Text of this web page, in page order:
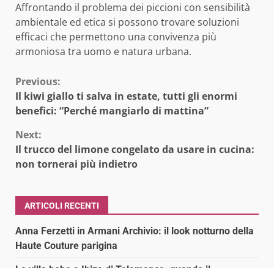
Affrontando il problema dei piccioni con sensibilità
ambientale ed etica si possono trovare soluzioni
efficaci che permettono una convivenza più
armoniosa tra uomo e natura urbana.
Continue
Reading
Previous:
Il kiwi giallo ti salva in estate, tutti gli enormi
benefici: “Perché mangiarlo di mattina”
Next:
Il trucco del limone congelato da usare in cucina:
non tornerai più indietro
ARTICOLI RECENTI
Anna Ferzetti in Armani Archivio: il look notturno della
Haute Couture parigina